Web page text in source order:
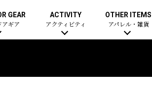
GEAR
アギア
ACTIVITY
アクティビティ
OTHER ITEMS
アパレル・雑貨